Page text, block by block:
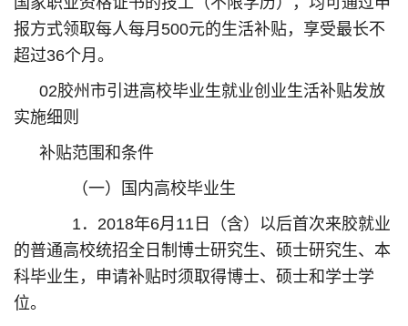
报方式领取每人每月500元的生活补贴，享受最长不
超过36个月。
02胶州市引进高校毕业生就业创业生活补贴发放
实施细则
补贴范围和条件
（一）国内高校毕业生
1．2018年6月11日（含）以后首次来胶就业
的普通高校统招全日制博士研究生、硕士研究生、本
科毕业生，申请补贴时须取得博士、硕士和学士学
位。